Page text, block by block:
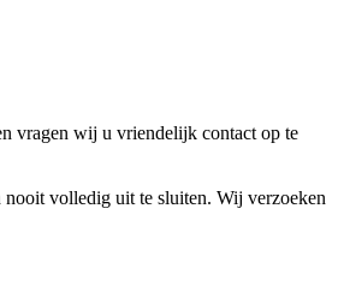
vragen wij u vriendelijk contact op te
volledig uit te sluiten. Wij verzoeken